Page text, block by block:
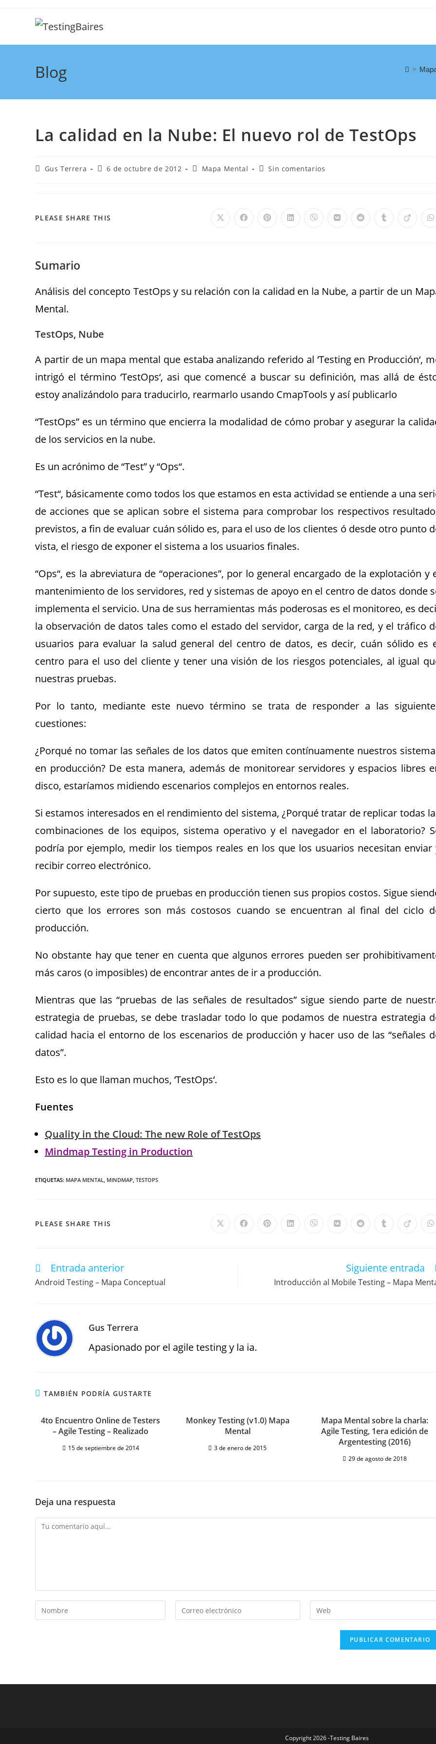
Blog >
La calidad en la Nube: El nuevo rol de TestOps
Gus Terrera 6 de octubre de 2012 Mapa Mental Sin comentarios
PLEASE SHARE THIS
Sumario
Análisis del concepto TestOps y su relación con la calidad en la Nube, a partir de un
Mental.
TestOps, Nube
A partir de un mapa mental que estaba analizando referido al ‘Testing en Producción‘,
intrigó el término ‘TestOps‘, asi que comencé a buscar su definición, mas allá de
estoy analizándolo para traducirlo, rearmarlo usando CmapTools y así publicarlo
“TestOps” es un término que encierra la modalidad de cómo probar y asegurar la
de los servicios en la nube.
Es un acrónimo de “Test” y “Ops“.
“Test“, básicamente como todos los que estamos en esta actividad se entiende a una
de acciones que se aplican sobre el sistema para comprobar los respectivos
previstos, a fin de evaluar cuán sólido es, para el uso de los clientes ó desde otro punto
vista, el riesgo de exponer el sistema a los usuarios finales.
“Ops“, es la abreviatura de “operaciones”, por lo general encargado de la explotación y
mantenimiento de los servidores, red y sistemas de apoyo en el centro de datos donde
implementa el servicio. Una de sus herramientas más poderosas es el monitoreo, es
la observación de datos tales como el estado del servidor, carga de la red, y el tráfico
usuarios para evaluar la salud general del centro de datos, es decir, cuán sólido es
centro para el uso del cliente y tener una visión de los riesgos potenciales, al igual
nuestras pruebas.
Por lo tanto, mediante este nuevo término se trata de responder a las
cuestiones:
¿Porqué no tomar las señales de los datos que emiten contínuamente nuestros
en producción? De esta manera, además de monitorear servidores y espacios libres
disco, estaríamos midiendo escenarios complejos en entornos reales.
Si estamos interesados en el rendimiento del sistema, ¿Porqué tratar de replicar todas
combinaciones de los equipos, sistema operativo y el navegador en el laboratorio?
podría por ejemplo, medir los tiempos reales en los que los usuarios necesitan enviar
recibir correo electrónico.
Por supuesto, este tipo de pruebas en producción tienen sus propios costos. Sigue
cierto que los errores son más costosos cuando se encuentran al final del ciclo
producción.
No obstante hay que tener en cuenta que algunos errores pueden ser
más caros (o imposibles) de encontrar antes de ir a producción.
Mientras que las “pruebas de las señales de resultados” sigue siendo parte de
estrategia de pruebas, se debe trasladar todo lo que podamos de nuestra estrategia
calidad hacia el entorno de los escenarios de producción y hacer uso de las “señales
datos”.
Esto es lo que llaman muchos, ‘TestOps‘.
Fuentes
Quality in the Cloud: The new Role of TestOps
Mindmap Testing in Production
ETIQUETAS: MAPA MENTAL, MINDMAP, TESTOPS
PLEASE SHARE THIS
Entrada anterior
Android Testing – Mapa Conceptual
Siguiente entrada
Introducción al Mobile Testing – Mapa
Gus Terrera
Apasionado por el agile testing y la ia.
TAMBIÉN PODRÍA GUSTARTE
4to Encuentro Online de Testers
– Agile Testing – Realizado
15 de septiembre de 2014
Monkey Testing (v1.0) Mapa
Mental
3 de enero de 2015
Mapa Mental sobre la charla:
Agile Testing, 1era edición de
Argentesting (2016)
29 de agosto de 2018
Deja una respuesta
Copyright 2026 -Testing Baires